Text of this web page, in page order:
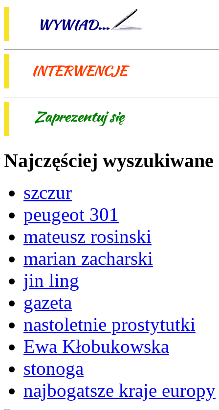
Najczęściej wyszukiwane
szczur
peugeot 301
mateusz rosinski
marian zacharski
jin ling
gazeta
nastoletnie prostytutki
Ewa Kłobukowska
stonoga
najbogatsze kraje europy